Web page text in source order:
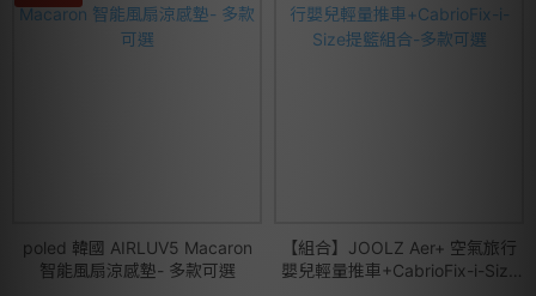
poled 韓國 AIRLUV5 Macaron
智能風扇涼感墊- 多款可選
【組合】JOOLZ Aer+ 空氣旅行
嬰兒輕量推車+CabrioFix-i-Size